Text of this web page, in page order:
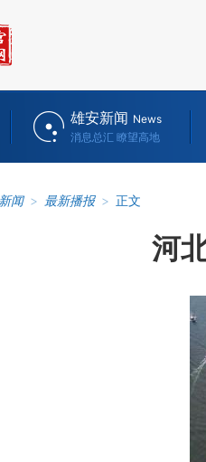
雄安新闻 News
消息总汇 瞭望高地
闻 > 最新播报 > 正文
河